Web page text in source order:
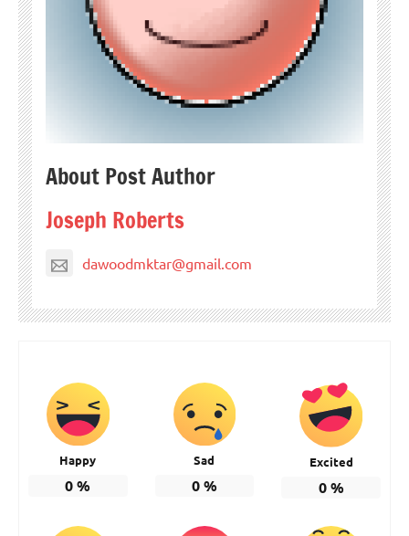
About Post Author
Joseph Roberts
dawoodmktar@gmail.com
Happy
0%
Sad
0%
Excited
0%